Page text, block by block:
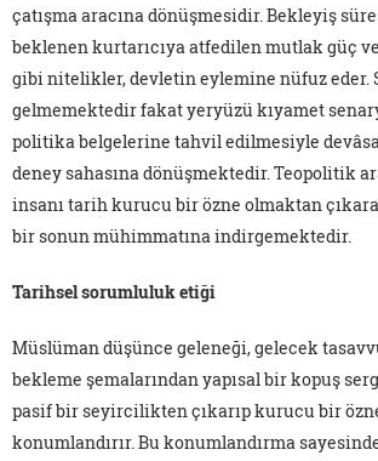
çatışma aracına dönüşmesidir. Bekleyiş
beklenen kurtarıcıya atfedilen mutlak güç
gibi nitelikler, devletin eylemine nüfuz eder.
gelmemektedir fakat yeryüzü kıyamet
politika belgelerine tahvil edilmesiyle
deney sahasına dönüşmektedir. Teopolitik
insanı tarih kurucu bir özne olmaktan
bir sonun mühimmatına indirgemektedir.
Tarihsel sorumluluk etiği
Müslüman düşünce geleneği, gelecek
bekleme şemalarından yapısal bir kopuş
pasif bir seyircilikten çıkarıp kurucu bir
konumlandırır. Bu konumlandırma